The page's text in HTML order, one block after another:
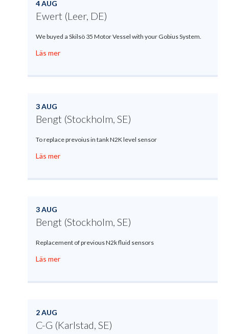
4 AUG
Ewert (Leer, DE)
We buyed a Skilsö 35 Motor Vessel with your Gobius System.
Läs mer
3 AUG
Bengt (Stockholm, SE)
To replace prevoius in tank N2K level sensor
Läs mer
3 AUG
Bengt (Stockholm, SE)
Replacement of previous N2k fluid sensors
Läs mer
2 AUG
C-G (Karlstad, SE)